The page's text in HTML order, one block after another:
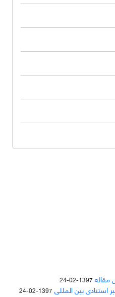
مقاله 1397-02-24
استنادی بین المللی 1397-02-24